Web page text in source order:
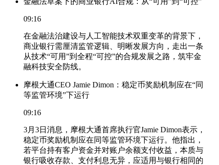
09:16
在金融法治建设与人工智能技术双重变革的背景下，
商业银行需厘清监管逻辑、明晰发展方向，走出一条
从技术“可用”到全程“可控”的合规发展之路，筑牢金
融科技安全防线。
摩根大通CEO Jamie Dimon：稳定币奖励机制应在“同
等监管环境”下运行
09:16
3月3日消息，摩根大通首席执行官Jamie Dimon表示，
稳定币奖励机制应在同等监管环境下运行。他指出，
若平台持有客户资金并对账户余额支付收益，本质与
银行吸收存款、支付利息无异，应适用与银行相同的